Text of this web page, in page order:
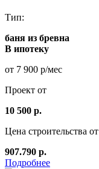
Тип:
баня из бревна
В ипотеку
от 7 900 р/мес
Проект от
10 500 р.
Цена строительства от
907.790 р.
Подробнее